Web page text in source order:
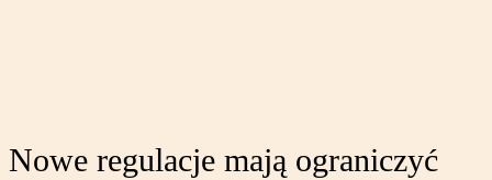
Nowe regulacje mają ograniczyć